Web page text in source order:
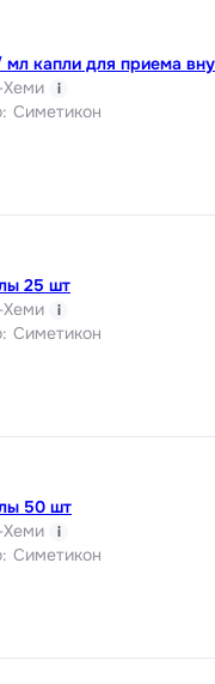
мл капли для приема
Хеми i
: Симетикон
25 шт
Хеми i
: Симетикон
50 шт
Хеми i
: Симетикон